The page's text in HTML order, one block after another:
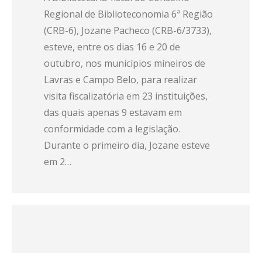
Regional de Biblioteconomia 6ª Região
(CRB-6), Jozane Pacheco (CRB-6/3733),
esteve, entre os dias 16 e 20 de
outubro, nos municípios mineiros de
Lavras e Campo Belo, para realizar
visita fiscalizatória em 23 instituições,
das quais apenas 9 estavam em
conformidade com a legislação.
Durante o primeiro dia, Jozane esteve
em 2…